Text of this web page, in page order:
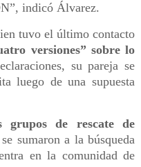
indicó Álvarez.
tuvo el último contacto
versiones” sobre lo
su pareja se
luego de una supuesta
grupos de rescate de
se sumaron a la búsqueda
en la comunidad de